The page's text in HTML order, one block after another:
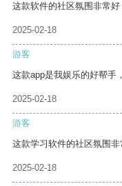
这款软件的社区氛围非常好
2025-02-18
游客
这款app是我娱乐的好帮手
2025-02-18
游客
这款学习软件的社区氛围非
2025-02-18